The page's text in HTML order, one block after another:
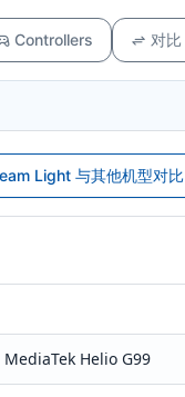
Controllers 对比
Light 与其他机型对比
MediaTek Helio G99